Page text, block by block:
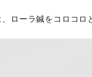
、ローラ鍼をコロコロ